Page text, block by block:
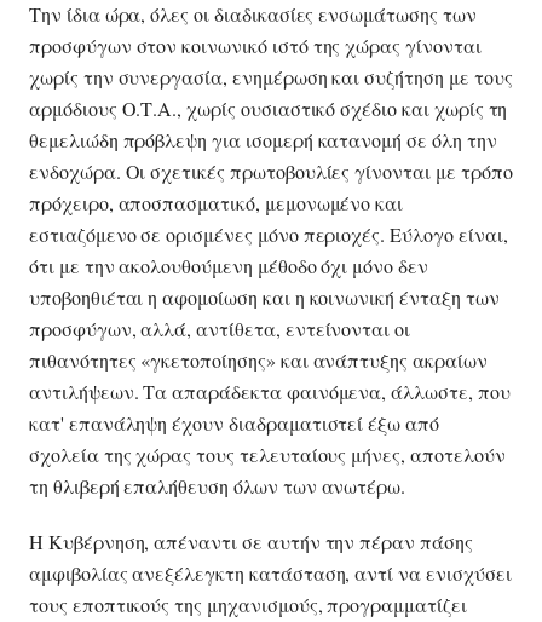
Την ίδια ώρα, όλες οι διαδικασίες ενσωμάτωσης των
προσφύγων στον κοινωνικό ιστό της χώρας γίνονται
χωρίς την συνεργασία, ενημέρωση και συζήτηση με τους
αρμόδιους Ο.Τ.Α., χωρίς ουσιαστικό σχέδιο και χωρίς τη
θεμελιώδη πρόβλεψη για ισομερή κατανομή σε όλη την
ενδοχώρα. Οι σχετικές πρωτοβουλίες γίνονται με τρόπο
πρόχειρο, αποσπασματικό, μεμονωμένο και
εστιαζόμενο σε ορισμένες μόνο περιοχές. Εύλογο είναι,
ότι με την ακολουθούμενη μέθοδο όχι μόνο δεν
υποβοηθιέται η αφομοίωση και η κοινωνική ένταξη των
προσφύγων, αλλά, αντίθετα, εντείνονται οι
πιθανότητες «γκετοποίησης» και ανάπτυξης ακραίων
αντιλήψεων. Τα απαράδεκτα φαινόμενα, άλλωστε, που
κατ' επανάληψη έχουν διαδραματιστεί έξω από
σχολεία της χώρας τους τελευταίους μήνες, αποτελούν
τη θλιβερή επαλήθευση όλων των ανωτέρω.
Η Κυβέρνηση, απέναντι σε αυτήν την πέραν πάσης
αμφιβολίας ανεξέλεγκτη κατάσταση, αντί να ενισχύσει
τους εποπτικούς της μηχανισμούς, προγραμματίζει